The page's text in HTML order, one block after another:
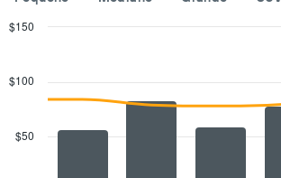
autos.
muestra
Y
with
$50
$100
$150